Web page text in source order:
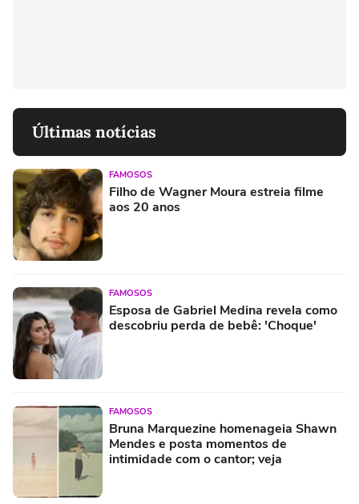
Últimas notícias
FAMOSOS
Filho de Wagner Moura estreia filme
aos 20 anos
FAMOSOS
Esposa de Gabriel Medina revela como
descobriu perda de bebê: 'Choque'
FAMOSOS
Bruna Marquezine homenageia Shawn
Mendes e posta momentos de
intimidade com o cantor; veja